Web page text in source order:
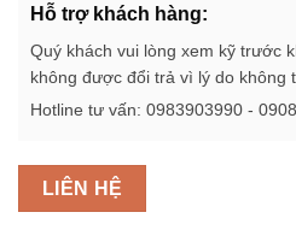
Hỗ trợ khách hàng:
Quý khách vui lòng xem kỹ trước
không được đổi trả vì lý do không
Hotline tư vấn: 0983903990 -
LIÊN HỆ